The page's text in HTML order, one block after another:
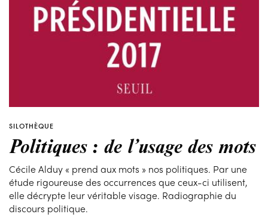
SILOTHÈQUE
Politiques : de l’usage des mots
Cécile Alduy « prend aux mots » nos politiques. Par une
étude rigoureuse des occurrences que ceux-ci utilisent,
elle décrypte leur véritable visage. Radiographie du
discours politique.